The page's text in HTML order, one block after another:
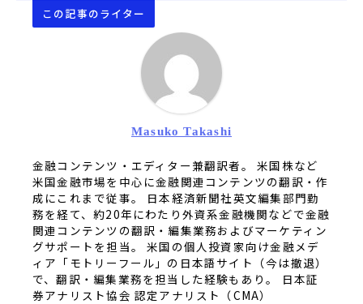
この記事のライター
Masuko Takashi
金融コンテンツ・エディター兼翻訳者。 米国株など
米国金融市場を中心に金融関連コンテンツの翻訳・作
成にこれまで従事。 日本経済新聞社英文編集部門勤
務を経て、約20年にわたり外資系金融機関などで金融
関連コンテンツの翻訳・編集業務およびマーケティン
グサポートを担当。 米国の個人投資家向け金融メデ
ィア「モトリーフール」の日本語サイト（今は撤退）
で、翻訳・編集業務を担当した経験もあり。 日本証
券アナリスト協会 認定アナリスト（CMA）